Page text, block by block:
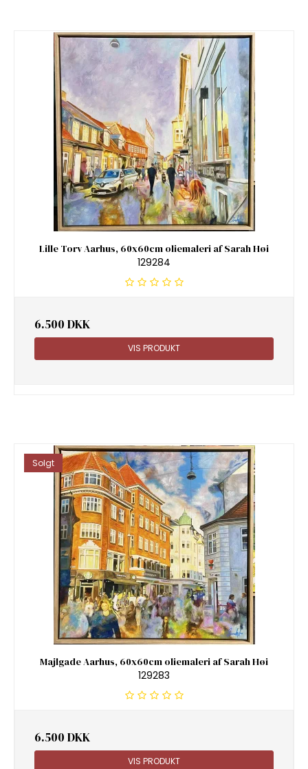
Lille Torv Aarhus, 60x60cm oliemaleri af Sarah Høi
129284
6.500 DKK
VIS PRODUKT
Solgt
Majlgade Aarhus, 60x60cm oliemaleri af Sarah Høi
129283
6.500 DKK
VIS PRODUKT